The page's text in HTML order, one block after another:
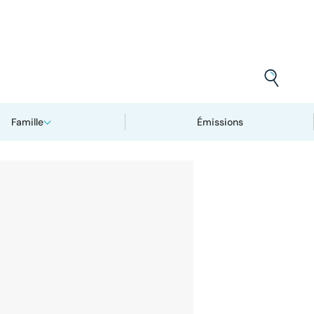
Famille Émissions